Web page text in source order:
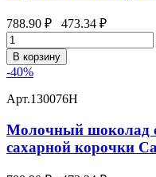
788.90 ₽
473.34 ₽
В корзину
-40%
Арт.130076Н
Молочный шоколад
сахарной корочки